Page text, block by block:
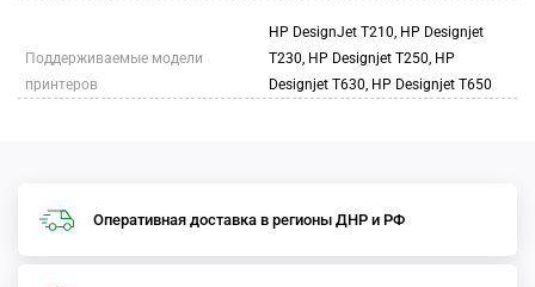
Поддерживаемые модели
принтеров
HP DesignJet T210, HP Designjet
T230, HP Designjet T250, HP
Designjet T630, HP Designjet T650
Оперативная доставка в регионы ДНР и РФ